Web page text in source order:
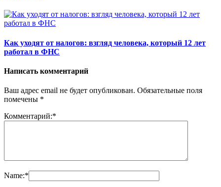
Как уходят от налогов: взгляд человека, который 12 лет
работал в ФНС
Написать комментарий
Ваш адрес email не будет опубликован. Обязательные поля
помечены *
Комментарий:*
Name:*